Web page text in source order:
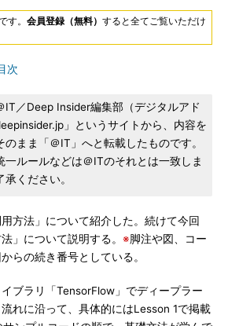
す。 会員登録（無料） すると全てご覧いただけ
次
IT／Deep Insider編集部（デジタルアド
」というサイトから、内容を
まま「＠IT」へと転載したものです。
一ルールなどは＠ITのそれとは一致しま
ください。
方法」について紹介した。続けて今回
」について説明する。 ※脚注や図、コー
らの続き番号としている。
ブラリ「TensorFlow」でディープラー
れに沿って、具体的にはLesson 1で掲載